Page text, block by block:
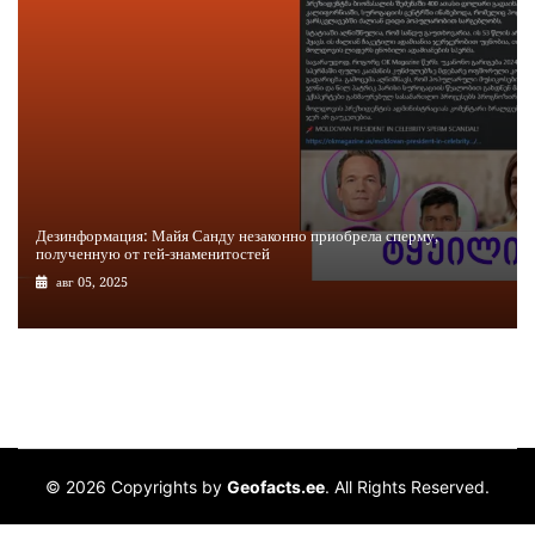
Дезинформация: Майя Санду незаконно приобрела сперму,
полученную от гей-знаменитостей
авг 05, 2025
© 2026 Copyrights by Geofacts.ee. All Rights Reserved.